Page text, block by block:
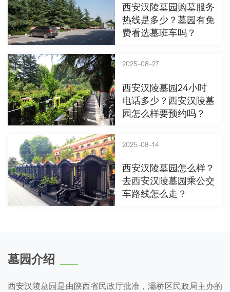
西安汉陵墓园购墓服务
热线是多少？墓园有免
费看选墓班车吗？
2025-08-27
西安汉陵墓园24小时
电话多少？西安汉陵墓
园怎么样要预约吗？
2025-08-14
西安汉陵墓园怎么样？
去西安汉陵墓园乘公交
车路线怎么走？
墓园介绍
西安汉陵墓园是由陕西省民政厅批准，灞桥区民政局主办的